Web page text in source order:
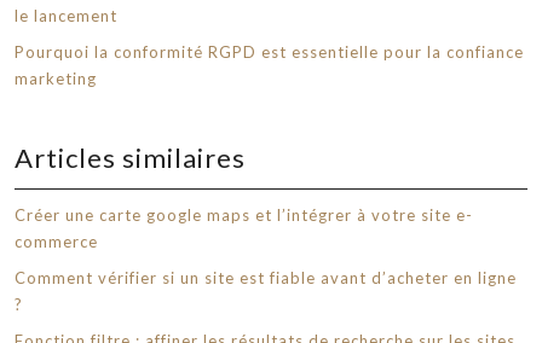
le lancement
Pourquoi la conformité RGPD est essentielle pour la confiance
marketing
Articles similaires
Créer une carte google maps et l’intégrer à votre site e-
commerce
Comment vérifier si un site est fiable avant d’acheter en ligne
?